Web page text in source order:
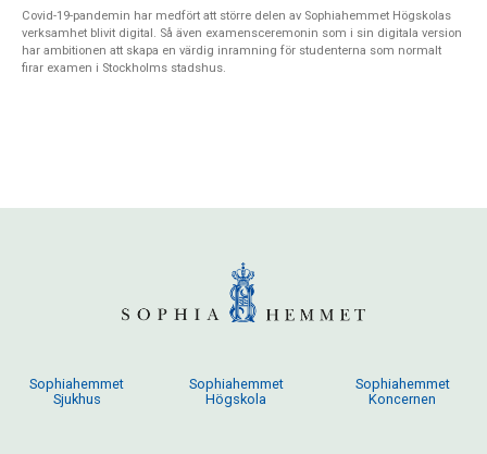
Covid-19-pandemin har medfört att större delen av Sophiahemmet Högskolas
verksamhet blivit digital. Så även examensceremonin som i sin digitala version
har ambitionen att skapa en värdig inramning för studenterna som normalt
firar examen i Stockholms stadshus.
Sophiahemmet
Sjukhus
Sophiahemmet
Högskola
Sophiahemmet
Koncernen